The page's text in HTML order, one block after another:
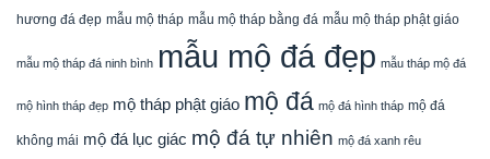
hương đá đẹp mẫu mộ tháp mẫu mộ tháp bằng đá mẫu mộ tháp phật giáo
mẫu mộ tháp đá ninh bình mẫu mộ đá đẹp mẫu tháp mộ đá
mộ hình tháp đẹp mộ tháp phật giáo mộ đá mộ đá hình tháp mộ đá
không mái mộ đá lục giác mộ đá tự nhiên mộ đá xanh rêu